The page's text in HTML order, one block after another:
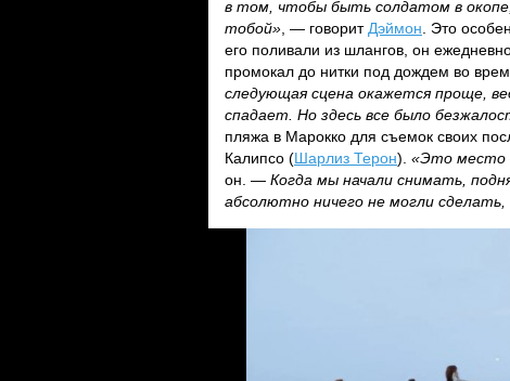
в том, чтобы быть солдатом в
тобой» , — говорит Дэймон . Это
его поливали из шлангов, он
промокал до нитки под дождем во
следующая сцена окажется проще,
спадает. Но здесь все было
пляжа в Марокко для съемок своих
Калипсо (Шарлиз Терон). «Это место
он. — Когда мы начали снимать,
абсолютно ничего не могли